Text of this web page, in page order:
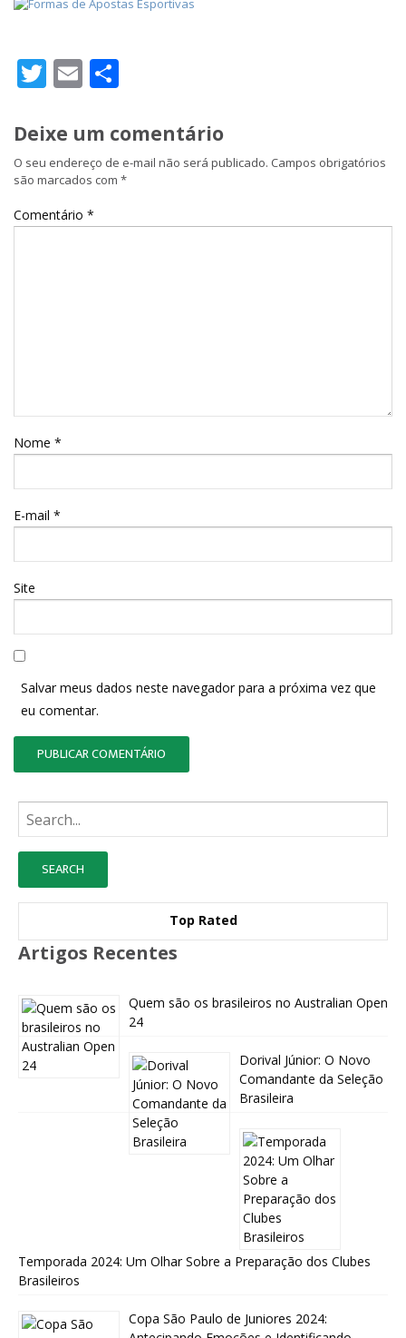
Twitter
Email
Deixe um comentário
O seu endereço de e-mail não será publicado. Campos obrigatórios
são marcados com *
Comentário *
Nome *
E-mail *
Site
Salvar meus dados neste navegador para a próxima vez que
eu comentar.
Busque:
Top Rated
Artigos Recentes
Quem são os brasileiros no Australian Open
24
Dorival Júnior: O Novo
Comandante da Seleção
Brasileira
Temporada 2024: Um Olhar Sobre a Preparação dos Clubes
Brasileiros
Copa São Paulo de Juniores 2024: